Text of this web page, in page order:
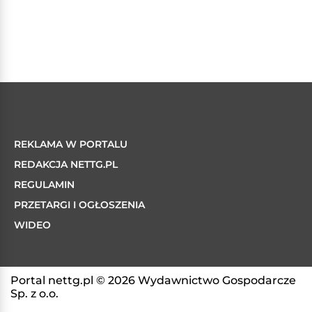
REKLAMA W PORTALU
REDAKCJA NETTG.PL
REGULAMIN
PRZETARGI I OGŁOSZENIA
WIDEO
Portal nettg.pl © 2026 Wydawnictwo Gospodarcze
Sp. z o.o.